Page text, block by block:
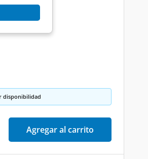
disponibilidad
Agregar al carrito